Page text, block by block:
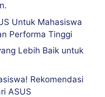
Untuk Mahasiswa
Performa Tinggi
Lebih Baik untuk
Rekomendasi
ASUS